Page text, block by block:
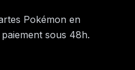
Pokémon en
sous 48h.